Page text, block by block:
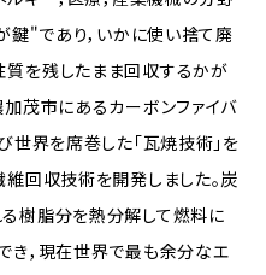
鍵"であり，いかに使い捨て廃
を残したまま回収するかが
加茂市にあるカーボンファイバ
世界を席巻した「瓦焼技術」を
維回収技術を開発しました。炭
樹脂分を熱分解して燃料に
き，現在世界で最も余分なエ